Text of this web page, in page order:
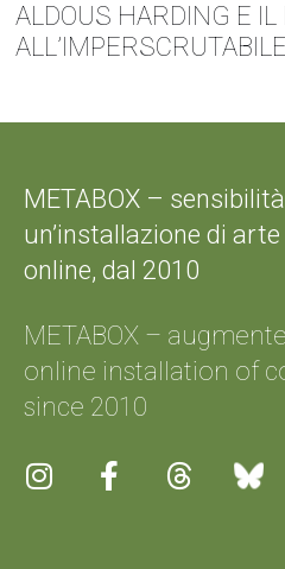
ALDOUS HARDING E IL
METABOX –
un’installazione di
online, dal 2010
METABOX –
online installation of
since 2010